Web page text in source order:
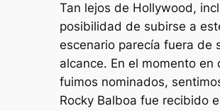
Tan lejos de Hollywood,
posibilidad de subirse a
escenario parecía fuera de
alcance. En el momento en
fuimos nominados,
Rocky Balboa fue recibido